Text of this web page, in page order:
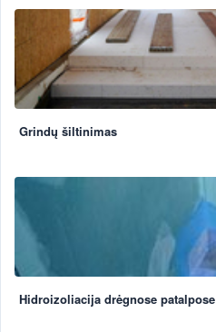
Grindų šiltinimas
Hidroizoliacija drėgnose patalpose